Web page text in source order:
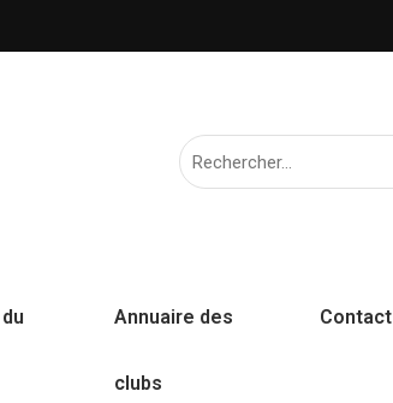
Annuaire des
clubs
Contact